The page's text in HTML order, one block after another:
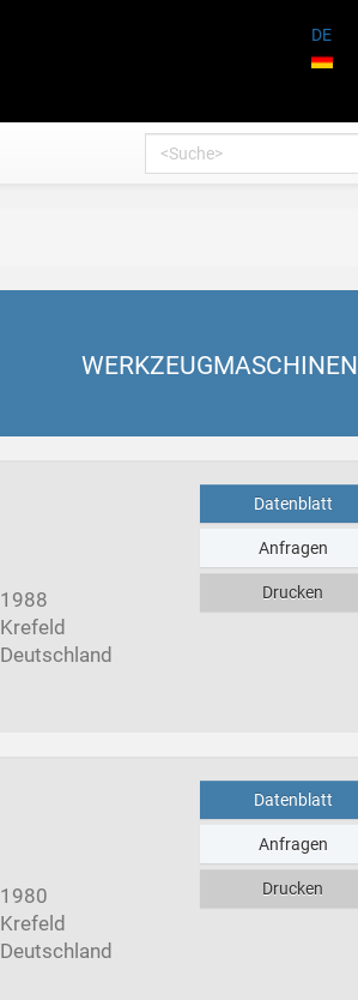
DE
WERKZEUGMASCHINEN
1988
Krefeld
Deutschland
Datenblatt
Anfragen
Drucken
1980
Krefeld
Deutschland
Datenblatt
Anfragen
Drucken